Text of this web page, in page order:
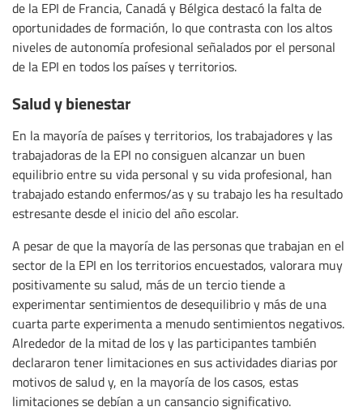
de la EPI de Francia, Canadá y Bélgica destacó la falta de
oportunidades de formación, lo que contrasta con los altos
niveles de autonomía profesional señalados por el personal
de la EPI en todos los países y territorios.
Salud y bienestar
En la mayoría de países y territorios, los trabajadores y las
trabajadoras de la EPI no consiguen alcanzar un buen
equilibrio entre su vida personal y su vida profesional, han
trabajado estando enfermos/as y su trabajo les ha resultado
estresante desde el inicio del año escolar.
A pesar de que la mayoría de las personas que trabajan en el
sector de la EPI en los territorios encuestados, valorara muy
positivamente su salud, más de un tercio tiende a
experimentar sentimientos de desequilibrio y más de una
cuarta parte experimenta a menudo sentimientos negativos.
Alrededor de la mitad de los y las participantes también
declararon tener limitaciones en sus actividades diarias por
motivos de salud y, en la mayoría de los casos, estas
limitaciones se debían a un cansancio significativo.